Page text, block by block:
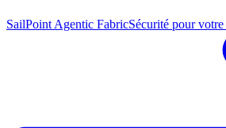
SailPoint Agentic FabricSécurité pour